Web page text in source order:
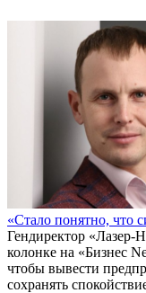
«Стало понятно, что
Гендиректор
колонке на «Бизнес
чтобы вывести
сохранять